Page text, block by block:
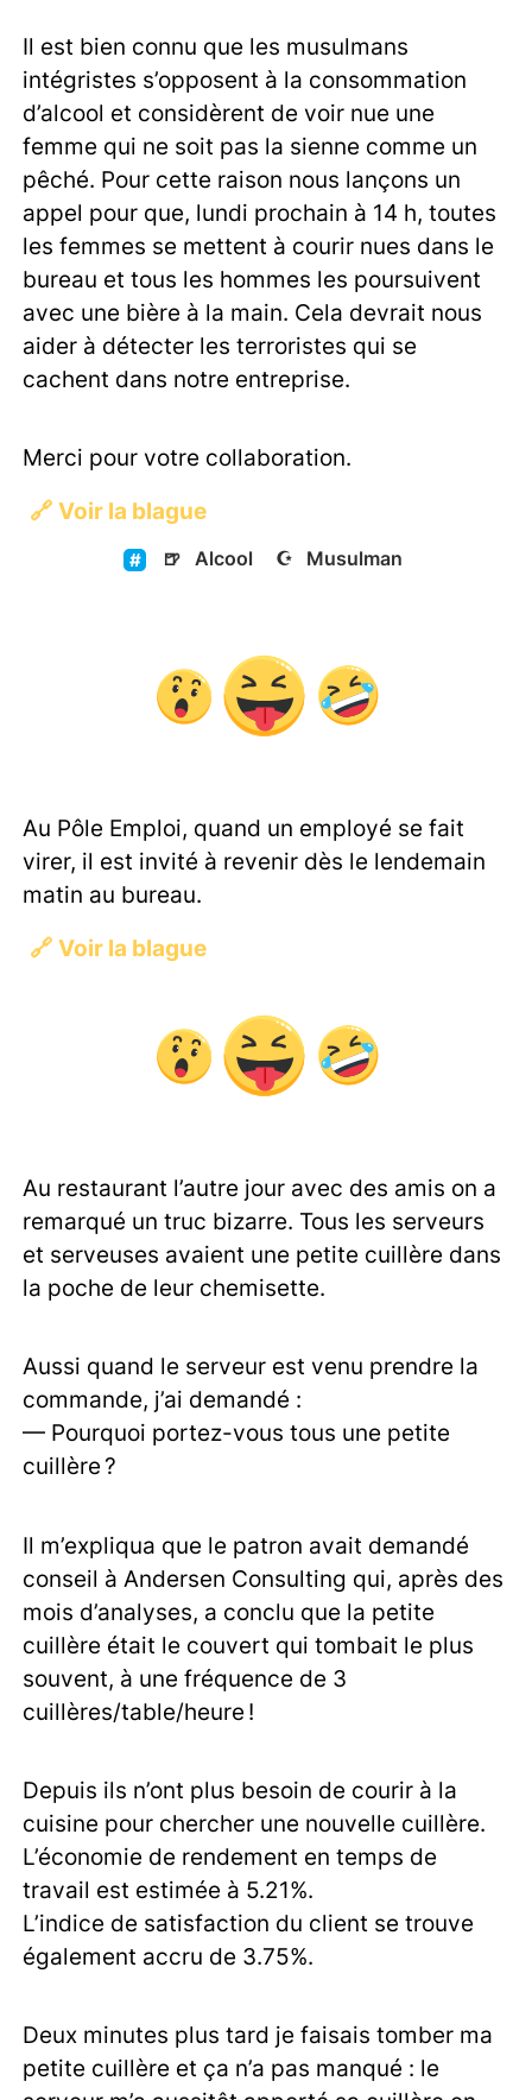
Il est bien connu que les musulmans
intégristes s’opposent à la consommation
d’alcool et considèrent de voir nue une
femme qui ne soit pas la sienne comme un
pêché. Pour cette raison nous lançons un
appel pour que, lundi prochain à 14 h, toutes
les femmes se mettent à courir nues dans le
bureau et tous les hommes les poursuivent
avec une bière à la main. Cela devrait nous
aider à détecter les terroristes qui se
cachent dans notre entreprise.
Merci pour votre collaboration.
🔗 Voir la blague
🍺 Alcool ☪️ Musulman
Au Pôle Emploi, quand un employé se fait
virer, il est invité à revenir dès le lendemain
matin au bureau.
🔗 Voir la blague
Au restaurant l’autre jour avec des amis on a
remarqué un truc bizarre. Tous les serveurs
et serveuses avaient une petite cuillère dans
la poche de leur chemisette.
Aussi quand le serveur est venu prendre la
commande, j’ai demandé :
— Pourquoi portez-vous tous une petite
cuillère ?
Il m’expliqua que le patron avait demandé
conseil à Andersen Consulting qui, après des
mois d’analyses, a conclu que la petite
cuillère était le couvert qui tombait le plus
souvent, à une fréquence de 3
cuillères/table/heure !
Depuis ils n’ont plus besoin de courir à la
cuisine pour chercher une nouvelle cuillère.
L’économie de rendement en temps de
travail est estimée à 5.21%.
L’indice de satisfaction du client se trouve
également accru de 3.75%.
Deux minutes plus tard je faisais tomber ma
petite cuillère et ça n’a pas manqué : le